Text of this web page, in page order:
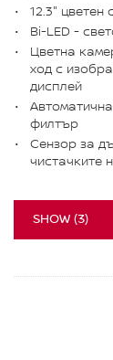
12.3" цветен
Bi-LED -
Цветна
ход с
дисплей
филтър
Сензор за
чистачките
SHOW (3)